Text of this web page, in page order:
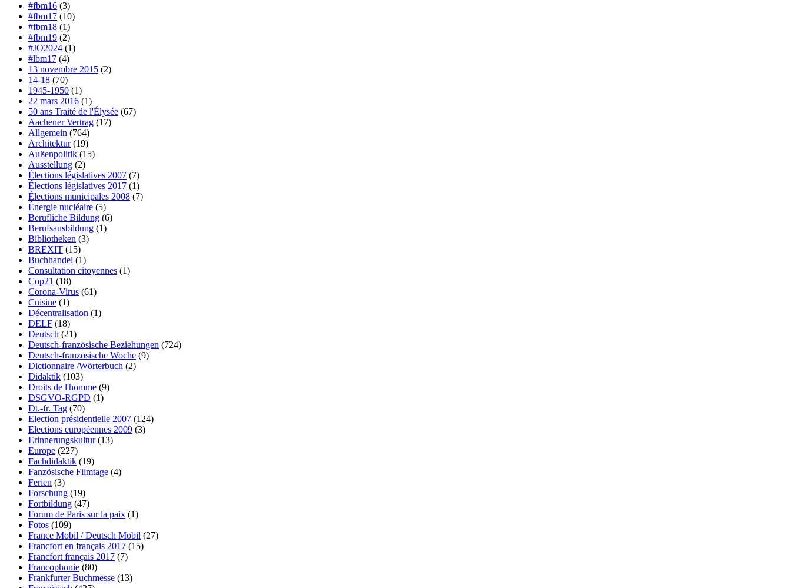
#fbm16 (3)
#fbm17 (10)
#fbm18 (1)
#fbm19 (2)
#JO2024 (1)
#lbm17 (4)
13 novembre 2015 (2)
14-18 (70)
1945-1950 (1)
22 mars 2016 (1)
50 ans Traité de l'Élysée (67)
Aachener Vertrag (17)
Allgemein (764)
Architektur(19)
Außenpolitik (15)
Ausstellung (2)
Élections législatives 2007 (7)
Élections législatives 2017 (1)
Élections municipales 2008 (7)
Énergie nucléaire (5)
Berufliche Bildung (6)
Berufsausbildung (1)
Bibliotheken (3)
BREXIT (15)
Buchhandel (1)
Consultation citoyennes (1)
Cop21 (18)
Corona-Virus (61)
Cuisine (1)
Décentralisation (1)
DELF (18)
Deutsch (21)
Deutsch-französische Beziehungen (724)
Deutsch-französische Woche (9)
Dictionnaire /Wörterbuch (2)
Didaktik (103)
Droits de l'homme (9)
DSGVO-RGPD (1)
Dt.-fr. Tag (70)
Election présidentielle 2007 (124)
Elections européennes 2009 (3)
Erinnerungskultur(13)
Europe (227)
Fachdidaktik (19)
Fanzösische Filmtage (4)
Ferien (3)
Forschung (19)
Fortbildung (47)
Forum de Paris sur la paix (1)
Fotos (109)
France Mobil / Deutsch Mobil (27)
Francfort en français 2017 (15)
Francfort français 2017 (7)
Francophonie (80)
Frankfurter Buchmesse (13)